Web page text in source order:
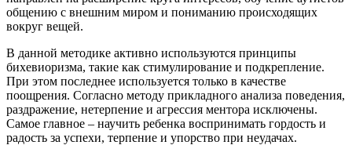
общению с внешним миром и пониманию происходящих
вокруг вещей.
В данной методике активно используются принципы
бихевиоризма, такие как стимулирование и подкрепление.
При этом последнее используется только в качестве
поощрения. Согласно методу прикладного анализа поведения,
раздражение, нетерпение и агрессия ментора исключены.
Самое главное – научить ребенка воспринимать гордость и
радость за успехи, терпение и упорство при неудачах.